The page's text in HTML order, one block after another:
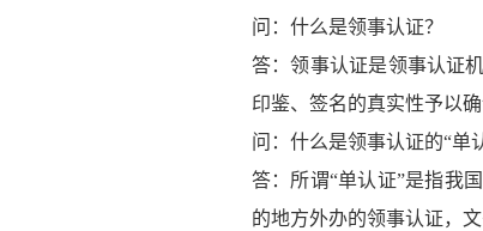
问：什么是领事认证？
答：领事认证是领事认证
印鉴、签名的真实性予以确
问：什么是领事认证的“单
答：所谓“单认证”是指我
的地方外办的领事认证，